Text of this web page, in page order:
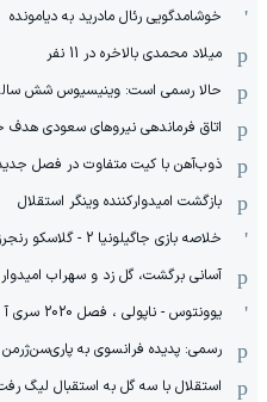
خوشامدگویی رئال مادرید به دیامونده
میلاد محمدی بالاخره در 11 نفر
حالا رسمی است: وینیسیوس شش
اتاق فرماندهی نیروهای سعودی
ذوب‌آهن با کیت متفاوت در فصل
بازگشت امیدوارکننده وینگر استقلال
خلاصه بازی جاگیلونیا 2 - گلاسکو رنجرز 1
آسانی برگشت، گل زد و سهراب
یوونتوس - ناپولی ، فصل 2020 سری آ
رسمی: پدیده فرانسوی به
استقلال با سه گل به استقبال لیگ